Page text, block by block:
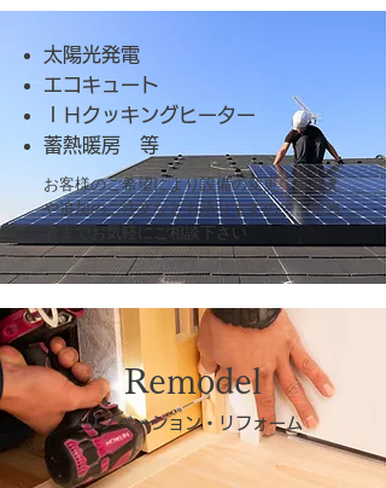
太陽光発電
エコキュート
ＩＨクッキングヒーター
蓄熱暖房 等
お客様のご希望により設備の変更・差替え
や追加のご注文なども承りますので、担当
者までお気軽にご相談下さい
Remodel
リノベーション・リフォーム